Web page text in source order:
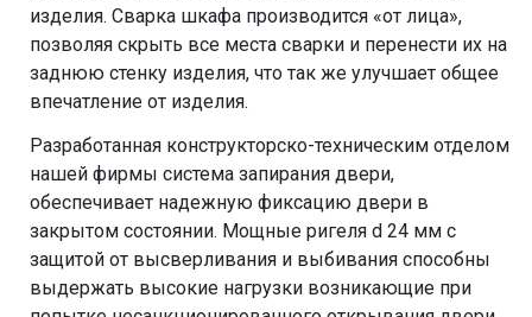
изделия. Сварка шкафа производится «от лица»,
позволяя скрыть все места сварки и перенести их на
заднюю стенку изделия, что так же улучшает общее
впечатление от изделия.
Разработанная конструкторско-техническим отделом
нашей фирмы система запирания двери,
обеспечивает надежную фиксацию двери в
закрытом состоянии. Мощные ригеля d 24 мм с
защитой от высверливания и выбивания способны
выдержать высокие нагрузки возникающие при